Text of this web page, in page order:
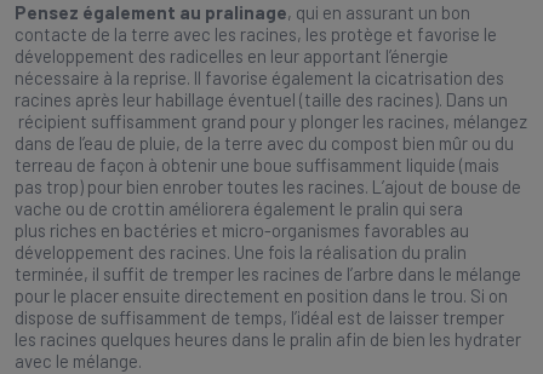
Pensez également au pralinage, qui en assurant un bon
contacte de la terre avec les racines, les protège et favorise le
développement des radicelles en leur apportant l’énergie
nécessaire à la reprise. Il favorise également la cicatrisation des
racines après leur habillage éventuel (taille des racines). Dans un
récipient suffisamment grand pour y plonger les racines, mélangez
dans de l’eau de pluie, de la terre avec du compost bien mûr ou du
terreau de façon à obtenir une boue suffisamment liquide (mais
pas trop) pour bien enrober toutes les racines. L’ajout de bouse de
vache ou de crottin améliorera également le pralin qui sera
plus riches en bactéries et micro-organismes favorables au
développement des racines. Une fois la réalisation du pralin
terminée, il suffit de tremper les racines de l’arbre dans le mélange
pour le placer ensuite directement en position dans le trou. Si on
dispose de suffisamment de temps, l’idéal est de laisser tremper
les racines quelques heures dans le pralin afin de bien les hydrater
avec le mélange.